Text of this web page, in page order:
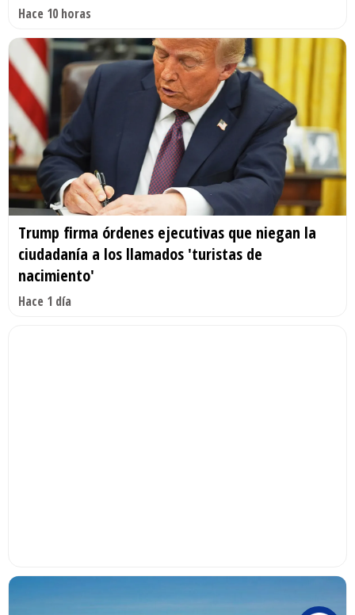
Hace 10 horas
Trump firma órdenes ejecutivas que niegan la
ciudadanía a los llamados 'turistas de
nacimiento'
Hace 1 día